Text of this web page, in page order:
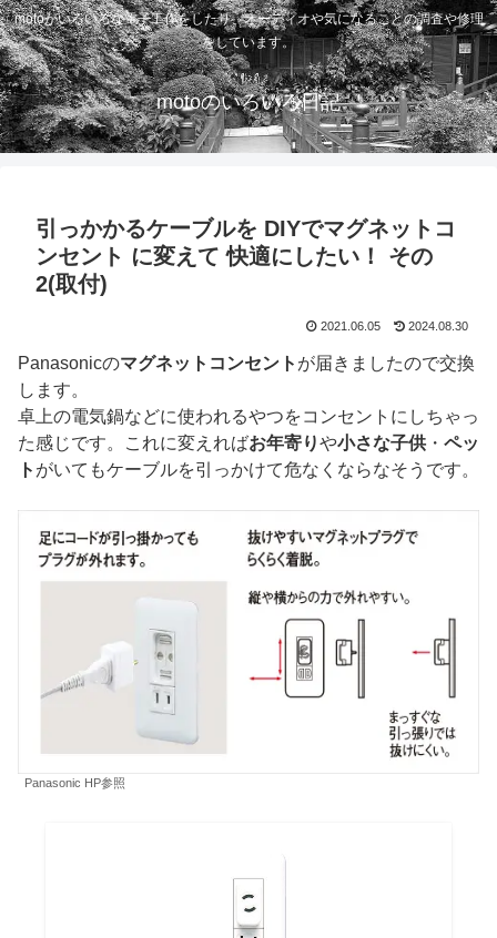
motoがいろいろな電子工作をしたり、オーディオや気になることの調査や修理
をしています。
motoのいろいろ日記
引っかかるケーブルを DIYでマグネットコ
ンセント に変えて 快適にしたい！ その
2(取付)
2021.06.05 2024.08.30
Panasonicのマグネットコンセント が届きましたので交換
します。
卓上の電気鍋などに使われるやつをコンセントにしちゃっ
た感じです。これに変えればお年寄りや小さな子供 ・ ペッ
ト がいてもケーブルを引っかけて危なくならなそうです。
Panasonic HP参照